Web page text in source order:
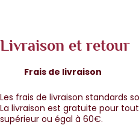
Livraison et retour
Frais de livraison
Les frais de livraison standards
La livraison est gratuite pour
supérieur ou égal à 60€.